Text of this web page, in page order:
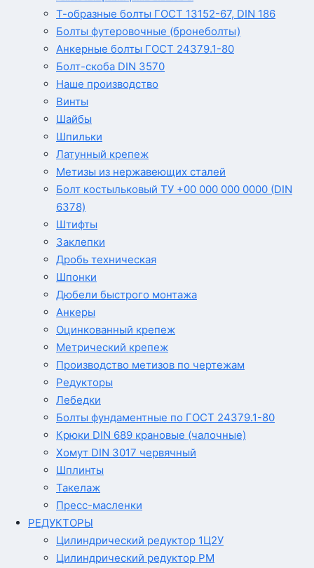
Т-образные болты ГОСТ 13152-67, DIN 186
Болты футеровочные (бронеболты)
Анкерные болты ГОСТ 24379.1-80
Болт-скоба DIN 3570
Наше производство
Винты
Шайбы
Шпильки
Латунный крепеж
Метизы из нержавеющих сталей
Болт костыльковый ТУ +00 000 000 0000 (DIN
6378)
Штифты
Заклепки
Дробь техническая
Шпонки
Дюбели быстрого монтажа
Анкеры
Оцинкованный крепеж
Метрический крепеж
Производство метизов по чертежам
Редукторы
Лебедки
Болты фундаментные по ГОСТ 24379.1-80
Крюки DIN 689 крановые (чалочные)
Хомут DIN 3017 червячный
Шплинты
Такелаж
Пресс-масленки
РЕДУКТОРЫ
Цилиндрический редуктор 1Ц2У
Цилиндрический редуктор РМ